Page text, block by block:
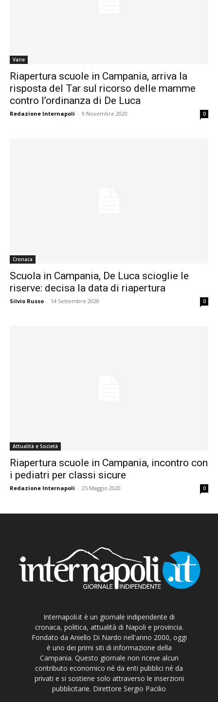
Varie
Riapertura scuole in Campania, arriva la
risposta del Tar sul ricorso delle mamme
contro l’ordinanza di De Luca
Redazione Internapoli - 9 Novembre 2020 0
Cronaca
Scuola in Campania, De Luca scioglie le
riserve: decisa la data di riapertura
Silvio Russo - 14 Settembre 2020 0
Attualità e Società
Riapertura scuole in Campania, incontro con
i pediatri per classi sicure
Redazione Internapoli - 25 Maggio 2020 0
Internapoli.it è un giornale indipendente di
cronaca, politica, attualità di Napoli e provincia.
Fondato da Aniello Di Nardo nell'anno 2000, oggi
è uno dei primi siti di informazione della
Campania. Questo giornale non riceve alcun
contributo economico né da enti pubblici né da
privati e si sostiene solo attraverso le inserzioni
pubblicitarie. Direttore Sergio Pacilio